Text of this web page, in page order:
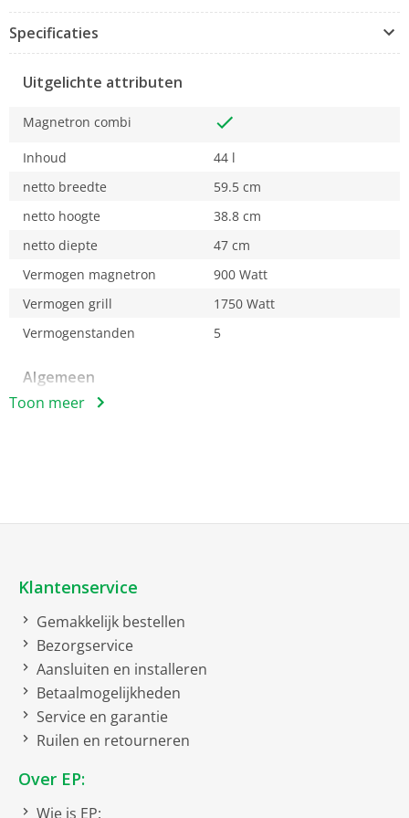
grillsmaak kun je nu ook bereiken met een
microgolfoven. De heldere verlichting aan de
binnenzijde geeft zicht op de bereiding van je gerechten,
zodat je indien nodig kunt inspringen.
Specificaties
Uitgelichte attributen
Magnetron combi
Inhoud
44 l
netto breedte
59.5 cm
netto hoogte
38.8 cm
netto diepte
47 cm
Vermogen magnetron
900 Watt
Vermogen grill
1750 Watt
Vermogenstanden
5
Algemeen
Draairichting deur
Deurscharnier onder
Extra functies
Ontdooiprogramma
Autopilot
Toon meer
Klantenservice
Gemakkelijk bestellen
Bezorgservice
Aansluiten en installeren
Betaalmogelijkheden
Service en garantie
Ruilen en retourneren
Over EP:
Wie is EP: